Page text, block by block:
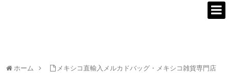
ホーム メキシコ直輸入メルカドバッグ・メキシコ雑貨専門店